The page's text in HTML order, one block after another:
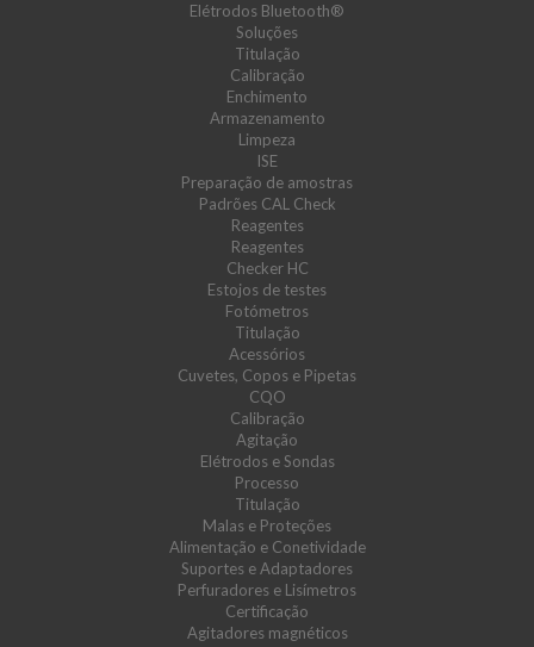
Elétrodos Bluetooth®
Soluções
Titulação
Calibração
Enchimento
Armazenamento
Limpeza
ISE
Preparação de amostras
Padrões CAL Check
Reagentes
Reagentes
Checker HC
Estojos de testes
Fotómetros
Titulação
Acessórios
Cuvetes, Copos e Pipetas
CQO
Calibração
Agitação
Elétrodos e Sondas
Processo
Titulação
Malas e Proteções
Alimentação e Conetividade
Suportes e Adaptadores
Perfuradores e Lisímetros
Certificação
Agitadores magnéticos